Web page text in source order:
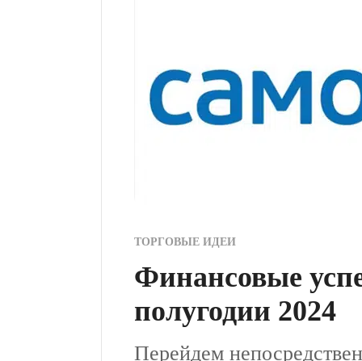
ТОРГОВЫЕ ИДЕИ
Финансовые
полугодии 2024
Перейдем